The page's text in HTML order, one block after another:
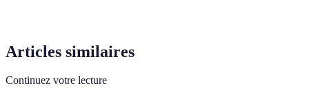
Articles similaires
Continuez votre lecture